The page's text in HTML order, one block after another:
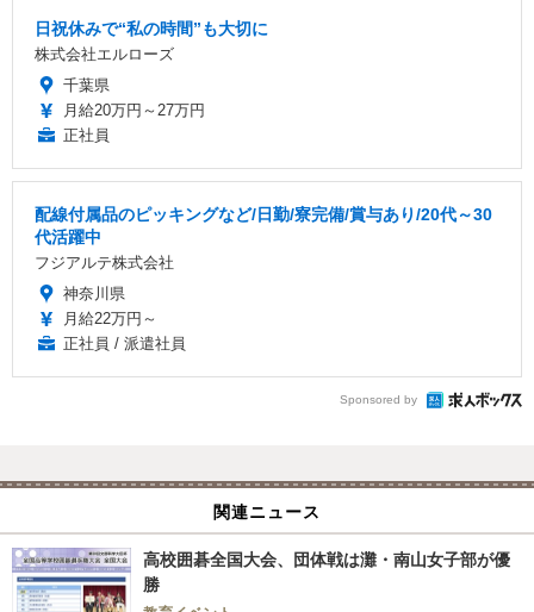
日祝休みで“私の時間”も大切に
株式会社エルローズ
千葉県
月給20万円～27万円
正社員
配線付属品のピッキングなど/日勤/寮完備/賞与あり/20代～30
代活躍中
フジアルテ株式会社
神奈川県
月給22万円～
正社員 / 派遣社員
Sponsored by
関連ニュース
高校囲碁全国大会、団体戦は灘・南山女子部が優
勝